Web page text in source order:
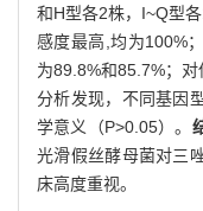
和H型各2株，I~Q型
感度最高,均为100%
为89.8%和85.7%；
分析发现，不同基因
学意义（P>0.05）。
光滑假丝酵母菌对三
床高度重视。